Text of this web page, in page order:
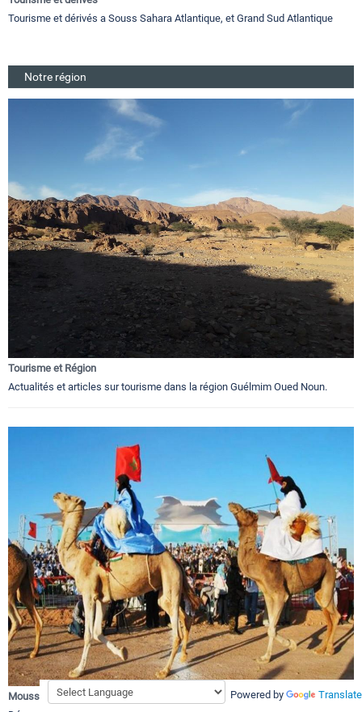
Tourisme et dérivés a Souss Sahara Atlantique, et Grand Sud Atlantique
Notre région
Tourisme et Région
Actualités et articles sur tourisme dans la région Guélmim Oued Noun.
Moussem et Festivals
Powered by Translate